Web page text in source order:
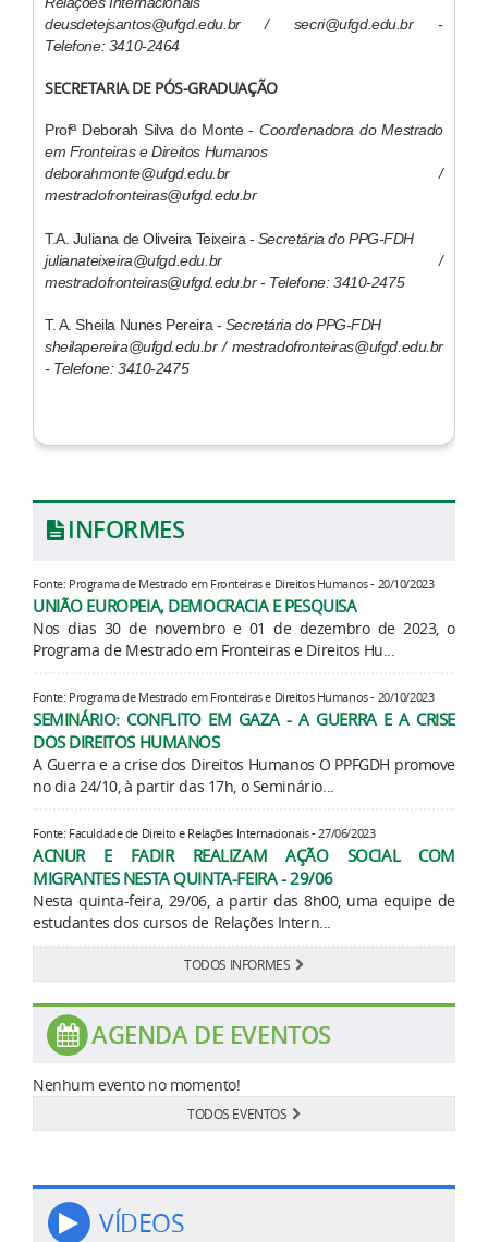
​deusdetejsantos@ufgd.edu.br / secri@ufgd.edu.br -
Telefone: 3410-2464
SECRETARIA DE PÓS-GRADUAÇÃO
Profª Deborah Silva do Monte -Coordenadora do Mestrado
em Fronteiras e Direitos Humanos
deborahmonte@ufgd.edu.br​ /
mestradofronteiras@ufgd.edu.br
T.A. Juliana de Oliveira Teixeira - Secretária do PPG-FDH
julianateixeira@ufgd.edu.br /
mestradofronteiras@ufgd.edu.br - Telefone: 3410-2475
T. A. Sheila Nunes Pereira - Secretária do PPG-FDH
sheilapereira@ufgd.edu.br / mestradofronteiras@ufgd.edu.br
- Telefone: 3410-2475
INFORMES
Fonte: Programa de Mestrado em Fronteiras e Direitos Humanos - 20/10/2023
UNIÃO EUROPEIA, DEMOCRACIA E PESQUISA
Nos dias 30 de novembro e 01 de dezembro de 2023, o
Programa de Mestrado em Fronteiras e Direitos Hu...
Fonte: Programa de Mestrado em Fronteiras e Direitos Humanos - 20/10/2023
SEMINÁRIO: CONFLITO EM GAZA - A GUERRA E A CRISE
DOS DIREITOS HUMANOS
A Guerra e a crise dos Direitos Humanos O PPFGDH promove
no dia 24/10, à partir das 17h, o Seminário...
Fonte: Faculdade de Direito e Relações Internacionais - 27/06/2023
ACNUR E FADIR REALIZAM AÇÃO SOCIAL COM
MIGRANTES NESTA QUINTA-FEIRA - 29/06
Nesta quinta-feira, 29/06, a partir das 8h00, uma equipe de
estudantes dos cursos de Relações Intern...
TODOS INFORMES
AGENDA DE EVENTOS
Nenhum evento no momento!
TODOS EVENTOS
VÍDEOS